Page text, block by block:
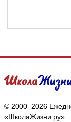
© 2000–2026
«ШколаЖизни.ру»